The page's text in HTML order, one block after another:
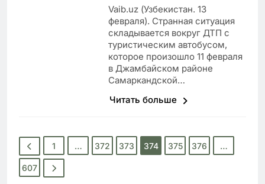
Vaib.uz (Узбекистан. 13
февраля). Странная ситуация
складывается вокруг ДТП с
туристическим автобусом,
которое произошло 11 февраля
в Джамбайском районе
Самаркандской…
Читать больше
1 … 372 373 374 375 376 …
607